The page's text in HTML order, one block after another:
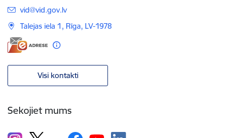
E-pasts:
vid@vid.gov.lv
Talejas iela 1, Rīga, LV-1978
Visi kontakti
Sekojiet mums